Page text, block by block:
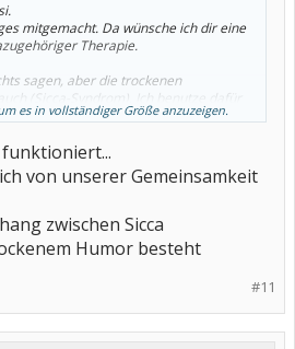
mitgemacht. Da wünsche ich dir eine
Therapie.
sagen, aber die trockenen
(Sicca-Syndrom). Ich benutze dafür
Augentropfen, Nisita
Bonbons und trinke viel.
so viel trinken, wie ich bräuchte, um
zu kriegen....
auszutrocknen und laufe gerade
durchs Haus und besprühe die
es in vollständiger Größe anzuzeigen.
von unserer Gemeinsamkeit
zwischen Sicca
Humor besteht
#11